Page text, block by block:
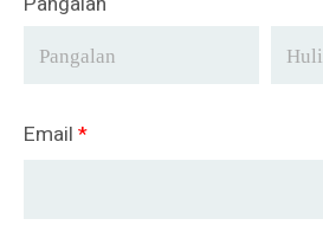
Email *